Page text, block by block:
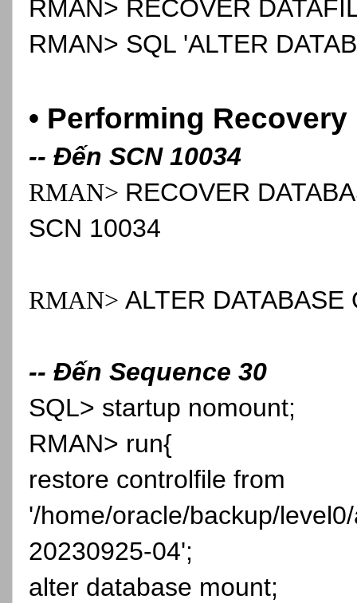
RMAN> RECOVER
RMAN> SQL 'ALTER
• Performing
-- Đến SCN 10034
RMAN> RECOVER
SCN 10034
RMAN> ALTER
-- Đến Sequence 30
SQL> startup nomount;
RMAN> run{
restore controlfile from
'/home/oracle/backup/
20230925-04';
alter database mount;